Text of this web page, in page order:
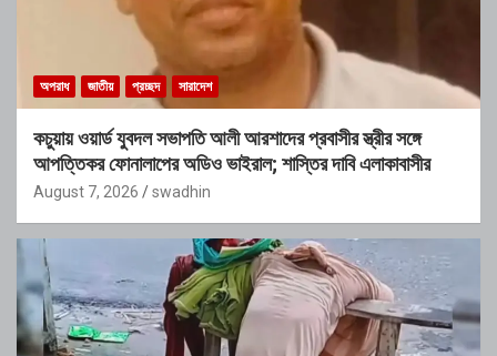
অপরাধ জাতীয় প্রচ্ছদ সারাদেশ
কচুয়ায় ওয়ার্ড যুবদল সভাপতি আলী আরশাদের প্রবাসীর স্ত্রীর সঙ্গে
আপত্তিকর ফোনালাপের অডিও ভাইরাল; শাস্তির দাবি এলাকাবাসীর
August 7, 2026 swadhin